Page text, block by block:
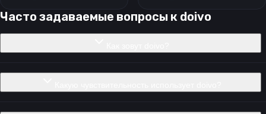
Часто задаваемые вопросы к doivo